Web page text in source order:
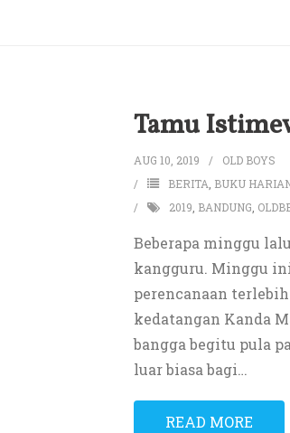
Tamu
AUG 10, 2019
OLD BOYS
BERITA BUKU
2019 BANDUNG
Beberapa minggu
kangguru. Minggu
perencanaan
kedatangan Kanda
bangga begitu pula
luar biasa bagi…
READ MORE